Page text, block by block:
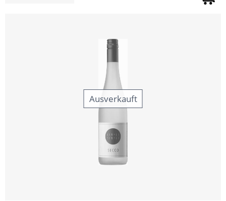
Ausverkauft